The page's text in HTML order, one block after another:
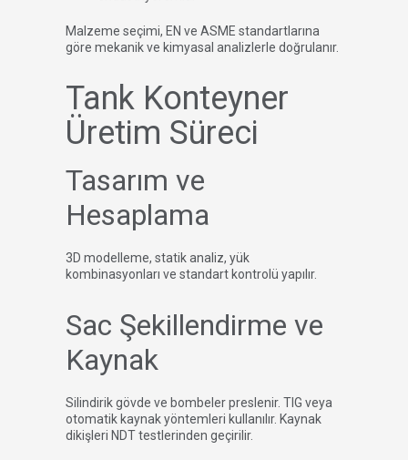
Malzeme seçimi, EN ve ASME standartlarına
göre mekanik ve kimyasal analizlerle doğrulanır.
Tank Konteyner
Üretim Süreci
Tasarım ve
Hesaplama
3D modelleme, statik analiz, yük
kombinasyonları ve standart kontrolü yapılır.
Sac Şekillendirme ve
Kaynak
Silindirik gövde ve bombeler preslenir. TIG veya
otomatik kaynak yöntemleri kullanılır. Kaynak
dikişleri NDT testlerinden geçirilir.